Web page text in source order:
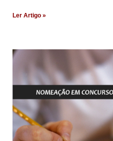
Ler Artigo »